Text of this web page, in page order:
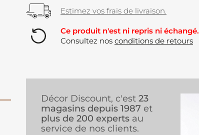
Estimez vos frais de livraison.
Ce produit n'est ni repris ni échangé.
Consultez nos conditions de retours
Décor Discount, c'est 23
magasins depuis 1987 et
plus de 200 experts au
service de nos clients.